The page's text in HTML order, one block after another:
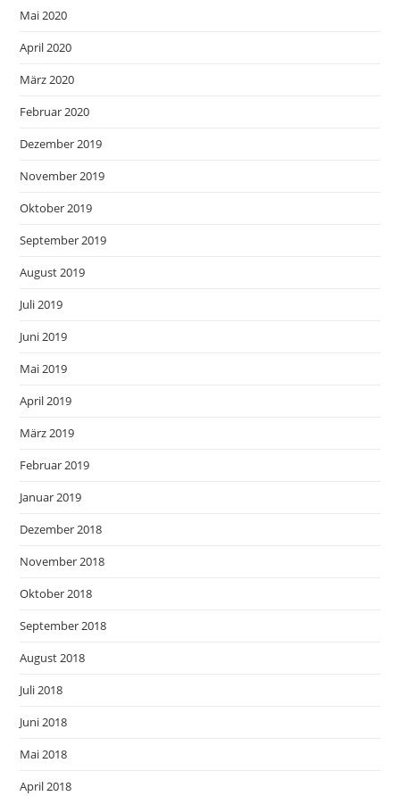
Mai 2020
April 2020
März 2020
Februar 2020
Dezember 2019
November 2019
Oktober 2019
September 2019
August 2019
Juli 2019
Juni 2019
Mai 2019
April 2019
März 2019
Februar 2019
Januar 2019
Dezember 2018
November 2018
Oktober 2018
September 2018
August 2018
Juli 2018
Juni 2018
Mai 2018
April 2018